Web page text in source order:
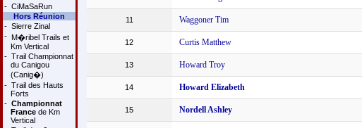
- CiMaSaRun
Hors Réunion
- Sierre Zinal
- M�ribel Trails et
Km Vertical
- Trail Championnat
du Canigou
(Canig�)
- Trail des Hauts
Forts
- Championnat
Francede Km
Vertical
11 Waggoner Tim
12 Curtis Matthew
13 Howard Troy
14 Howard Elizabeth
15 Nordell Ashley